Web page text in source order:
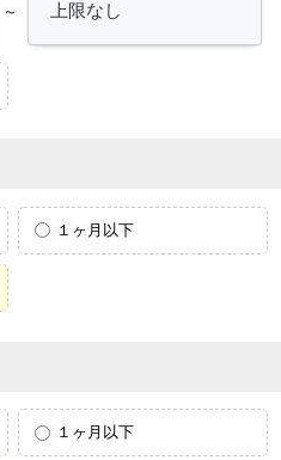
～
１ヶ月以下
１ヶ月以下